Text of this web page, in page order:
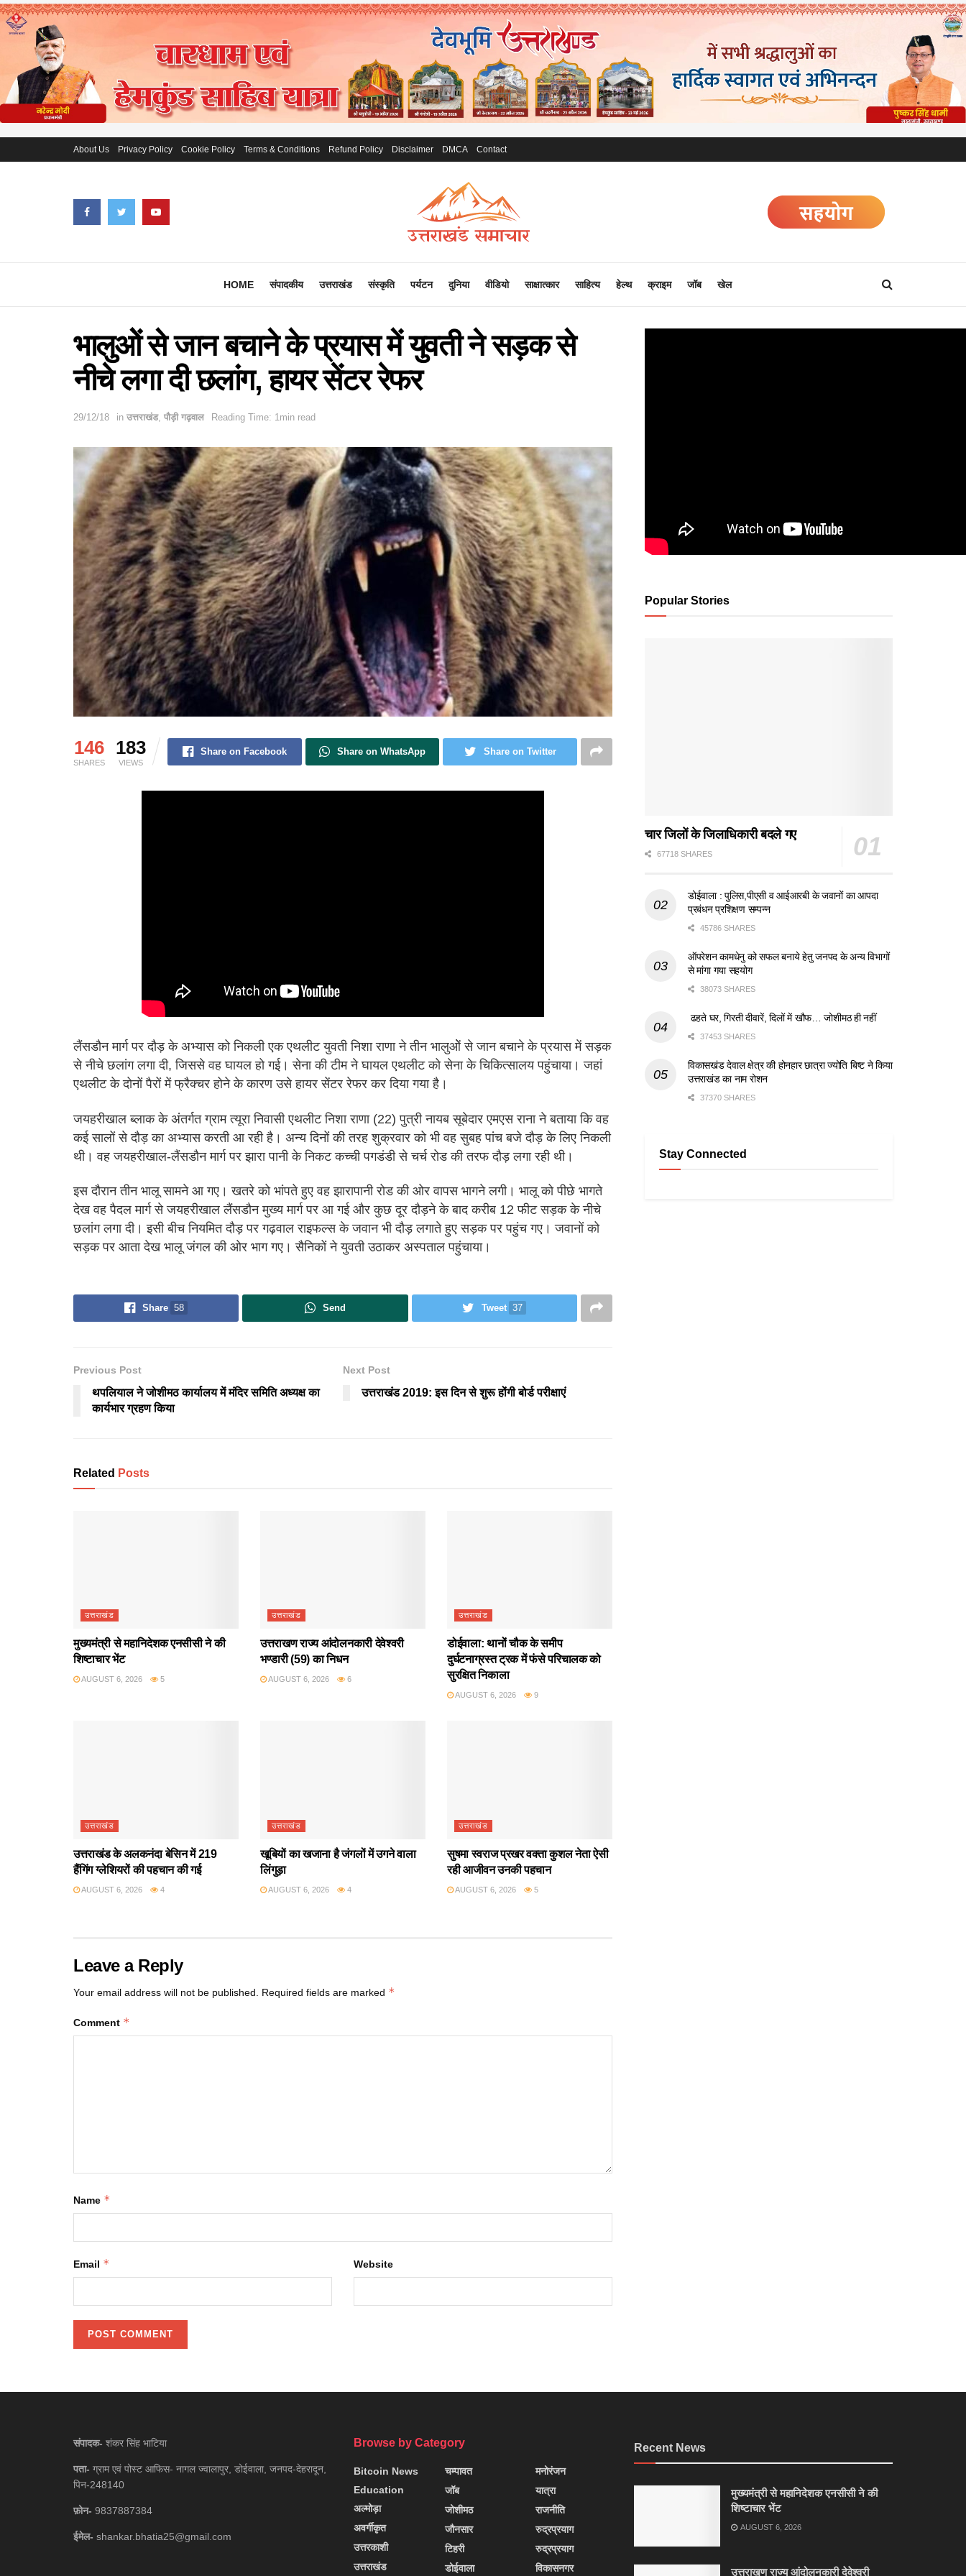
About Us Privacy Policy Cookie Policy Terms & Conditions Refund Policy Disclaimer DMCA Contact
HOME संपादकीय उत्तराखंड संस्कृति पर्यटन दुनिया वीडियो साक्षात्कार साहित्य हेल्थ क्राइम जॉब खेल
भालुओें से जान बचाने के प्रयास में युवती ने सड़क से
नीचे लगा दी छलांग, हायर सेंटर रेफर
29/12/18 in उत्तराखंड, पौड़ी गढ़वाल Reading Time: 1min read
146
SHARES
183
VIEWS
Share on Facebook Share on WhatsApp Share on Twitter
लैंसडौन मार्ग पर दौड़ के अभ्यास को निकली एक एथलीट युवती निशा राणा ने तीन भालुओें से जान बचाने के प्रयास में सड़क
से नीचे छलांग लगा दी, जिससे वह घायल हो गई। सेना की टीम ने घायल एथलीट को सेना के चिकित्सालय पहुंचाया। जहां
एथलीट के दोनों पैरों में फ्रैक्चर होने के कारण उसे हायर सेंटर रेफर कर दिया गया है।
जयहरीखाल ब्लाक के अंतर्गत ग्राम त्यूरा निवासी एथलीट निशा राणा (22) पुत्री नायब सूबेदार एमएस राना ने बताया कि वह
कई सालों से दौड़ का अभ्यास करती आ रही है। अन्य दिनों की तरह शुक्रवार को भी वह सुबह पांच बजे दौड़ के लिए निकली
थी। वह जयहरीखाल-लैंसडौन मार्ग पर झारा पानी के निकट कच्ची पगडंडी से चर्च रोड की तरफ दौड़ लगा रही थी।
इस दौरान तीन भालू सामने आ गए। खतरे को भांपते हुए वह झारापानी रोड की ओर वापस भागने लगी। भालू को पीछे भागते
देख वह पैदल मार्ग से जयहरीखाल लैंसडौन मुख्य मार्ग पर आ गई और कुछ दूर दौड़ने के बाद करीब 12 फीट सड़क के नीचे
छलांग लगा दी। इसी बीच नियमित दौड़ पर गढ़वाल राइफल्स के जवान भी दौड़ लगाते हुए सड़क पर पहुंच गए। जवानों को
सड़क पर आता देख भालू जंगल की ओर भाग गए। सैनिकों ने युवती उठाकर अस्पताल पहुंचाया।
Share 58 Send Tweet 37
Previous Post
थपलियाल ने जोशीमठ कार्यालय में मंदिर समिति अध्यक्ष का
कार्यभार ग्रहण किया
Next Post
उत्तराखंड 2019: इस दिन से शुरू होंगी बोर्ड परीक्षाएं
Related Posts
उत्तराखंड
मुख्यमंत्री से महानिदेशक एनसीसी ने की
शिष्टाचार भेंट
AUGUST 6, 2026 5
उत्तराखंड
उत्तराखण राज्य आंदोलनकारी देवेश्वरी
भण्डारी (59) का निधन
AUGUST 6, 2026 6
उत्तराखंड
डोईवाला: थानों चौक के समीप
दुर्घटनाग्रस्त ट्रक में फंसे परिचालक को
सुरक्षित निकाला
AUGUST 6, 2026 9
उत्तराखंड
उत्तराखंड के अलकनंदा बेसिन में 219
हैंगिंग ग्लेशियरों की पहचान की गई
AUGUST 6, 2026 4
उत्तराखंड
खूबियों का खजाना है जंगलों में उगने वाला
लिंगुड़ा
AUGUST 6, 2026 4
उत्तराखंड
सुषमा स्वराज प्रखर वक्ता कुशल नेता ऐसी
रही आजीवन उनकी पहचान
AUGUST 6, 2026 5
Leave a Reply
Your email address will not be published. Required fields are marked *
Comment *
Name *
Email * Website
Popular Stories
चार जिलों के जिलाधिकारी बदले गए
67718 SHARES
डोईवाला : पुलिस,पीएसी व आईआरबी के जवानों का आपदा
प्रबंधन प्रशिक्षण सम्पन्न
45786 SHARES
ऑपरेशन कामधेनु को सफल बनाये हेतु जनपद के अन्य विभागों
से मांगा गया सहयोग
38073 SHARES
ढहते घर, गिरती दीवारें, दिलों में खौफ… जोशीमठ ही नहीं
37453 SHARES
विकासखंड देवाल क्षेत्र की होनहार छात्रा ज्योति बिष्ट ने किया
उत्तराखंड का नाम रोशन
37370 SHARES
Stay Connected
संपादक- शंकर सिंह भाटिया
पता- ग्राम एवं पोस्ट आफिस- नागल ज्वालापुर, डोईवाला, जनपद-देहरादून,
पिन-248140
फ़ोन- 9837887384
ईमेल- shankar.bhatia25@gmail.com
Browse by Category
Bitcoin News
Education
अल्मोड़ा
अवर्गीकृत
उत्तरकाशी
उत्तराखंड
चम्पावत
जॉब
जोशीमठ
जौनसार
टिहरी
डोईवाला
मनोरंजन
यात्रा
राजनीति
रुद्रप्रयाग
रुद्रप्रयाग
विकासनगर
Recent News
मुख्यमंत्री से महानिदेशक एनसीसी ने की
शिष्टाचार भेंट
AUGUST 6, 2026
उत्तराखण राज्य आंदोलनकारी देवेश्वरी